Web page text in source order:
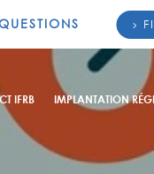
IFRB IMPLANTATION